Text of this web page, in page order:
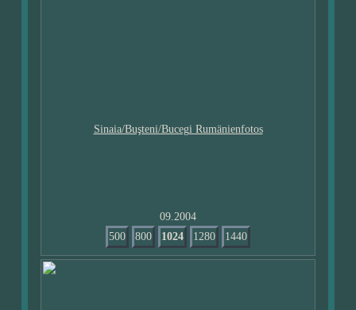
09.2004
500
800 1024 1280 1440